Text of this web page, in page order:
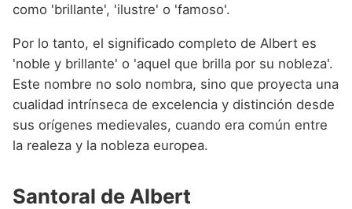
como 'brillante', 'ilustre' o 'famoso'.
Por lo tanto, el significado completo de Albert es
'noble y brillante' o 'aquel que brilla por su nobleza'.
Este nombre no solo nombra, sino que proyecta una
cualidad intrínseca de excelencia y distinción desde
sus orígenes medievales, cuando era común entre
la realeza y la nobleza europea.
Santoral de Albert